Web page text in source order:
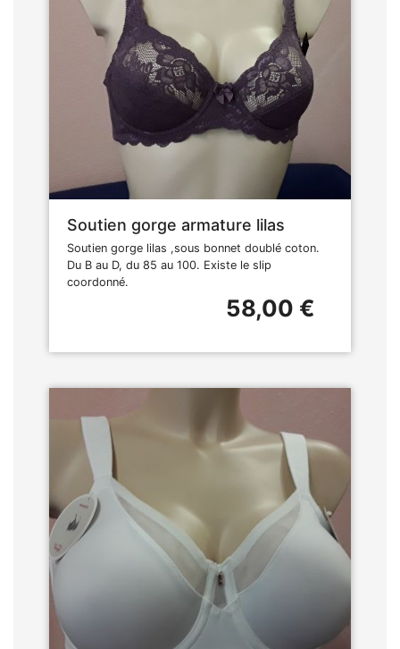
Soutien gorge armature lilas
Soutien gorge lilas ,sous bonnet doublé coton.
Du B au D, du 85 au 100. Existe le slip
coordonné.
58,00 €